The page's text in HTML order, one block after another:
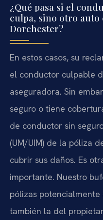
¿Qué pasa si el
culpa, sino otro auto
Dorchester?
En estos casos, su
el conductor culpable
aseguradora. Sin
seguro o tiene
de conductor sin
(UM/UIM) de la póliza
cubrir sus daños. Es
importante. Nuestro
pólizas
también la del